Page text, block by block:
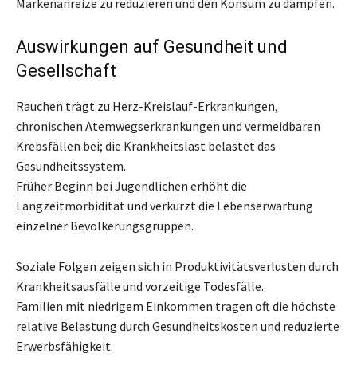
Markenanreize zu reduzieren und den Konsum zu dämpfen.
Auswirkungen auf Gesundheit und
Gesellschaft
Rauchen trägt zu Herz-Kreislauf-Erkrankungen,
chronischen Atemwegserkrankungen und vermeidbaren
Krebsfällen bei; die Krankheitslast belastet das
Gesundheitssystem.
Früher Beginn bei Jugendlichen erhöht die
Langzeitmorbidität und verkürzt die Lebenserwartung
einzelner Bevölkerungsgruppen.
Soziale Folgen zeigen sich in Produktivitätsverlusten durch
Krankheitsausfälle und vorzeitige Todesfälle.
Familien mit niedrigem Einkommen tragen oft die höchste
relative Belastung durch Gesundheitskosten und reduzierte
Erwerbsfähigkeit.